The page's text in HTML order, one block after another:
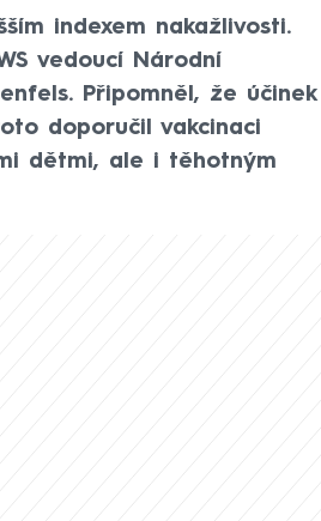
indexem nakažlivosti.
vedoucí Národní
Připomněl, že účinek
doporučil vakcinaci
dětmi, ale i těhotným